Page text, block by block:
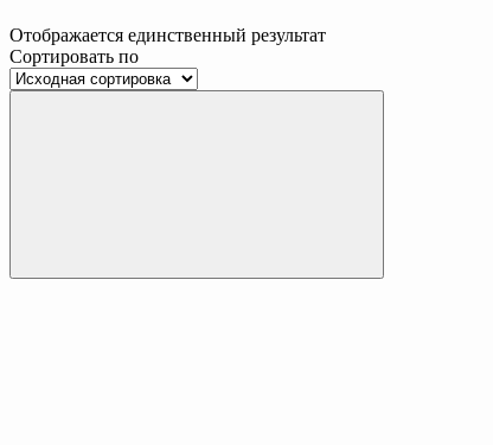
Отображается единственный результат
Сортировать по